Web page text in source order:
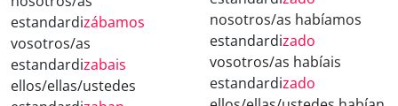
estandardizábamos
vosotros/as
estandardizabais
ellos/ellas/ustedes
nosotros/as habíamos
estandardizado
vosotros/as habíais
estandardizado